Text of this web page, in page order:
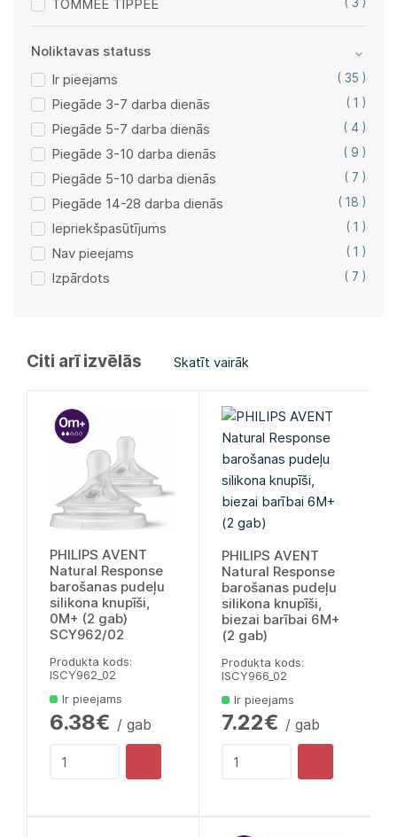
TOMMEE TIPPEE
Noliktavas statuss
Ir pieejams
( 35 )
Piegāde 3-7 darba dienās ( 1 )
Piegāde 5-7 darba dienās ( 4 )
Piegāde 3-10 darba dienās ( 9 )
Piegāde 5-10 darba dienās ( 7 )
Piegāde 14-28 darba dienās ( 18 )
Iepriekšpasūtījums ( 1 )
Nav pieejams ( 1 )
Izpārdots ( 7 )
Citi arī izvēlās Skatīt vairāk
PHILIPS AVENT
Natural Response
barošanas pudeļu
silikona knupīši,
0M+ (2 gab)
SCY962/02
Produkta kods:
lSCY962_02
Ir pieejams
6.38€ / gab
PHILIPS AVENT
Natural Response
barošanas pudeļu
silikona knupīši,
biezai barībai 6M+
(2 gab)
Produkta kods:
lSCY966_02
Ir pieejams
7.22€ / gab